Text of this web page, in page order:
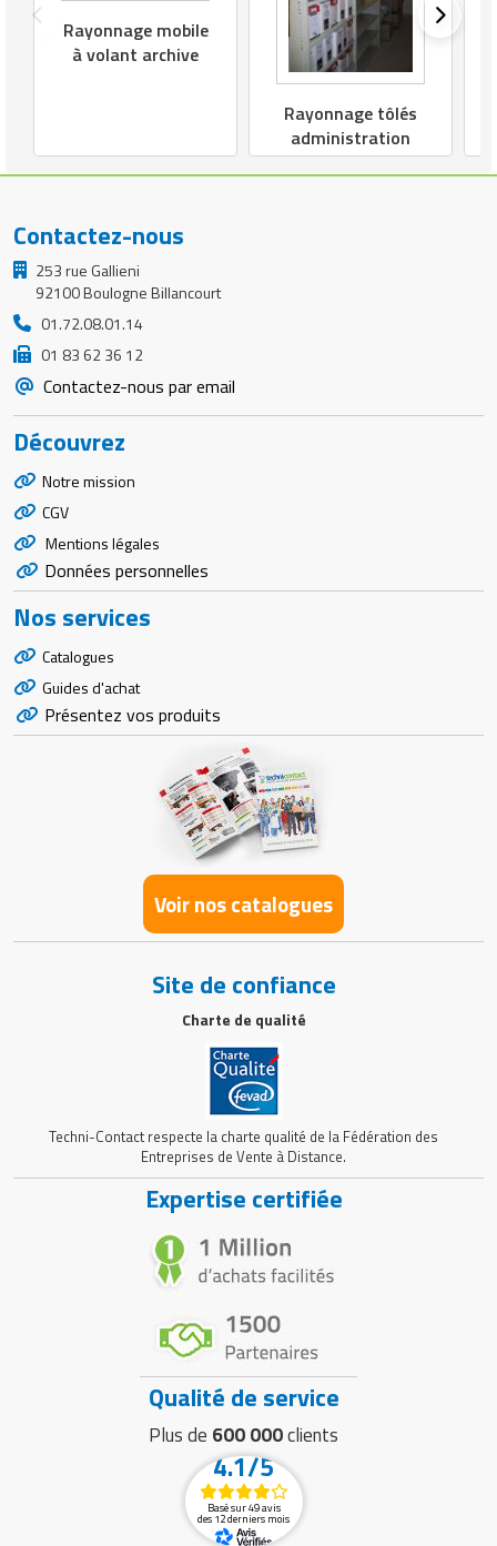
Rayonnage mobile
à volant archive
Rayonnage tôlés
administration
Contactez-nous
253 rue Gallieni
92100 Boulogne Billancourt
01.72.08.01.14
01 83 62 36 12
Contactez-nous par email
Découvrez
Notre mission
CGV
Mentions légales
Données personnelles
Nos services
Catalogues
Guides d'achat
Présentez vos produits
Voir nos catalogues
Site de confiance
Charte de qualité
Techni-Contact respecte la charte qualité de la Fédération des
Entreprises de Vente à Distance.
Expertise certifiée
Qualité de service
Plus de 600 000clients
4.1/5
Basé sur 49 avis
des 12 derniers mois